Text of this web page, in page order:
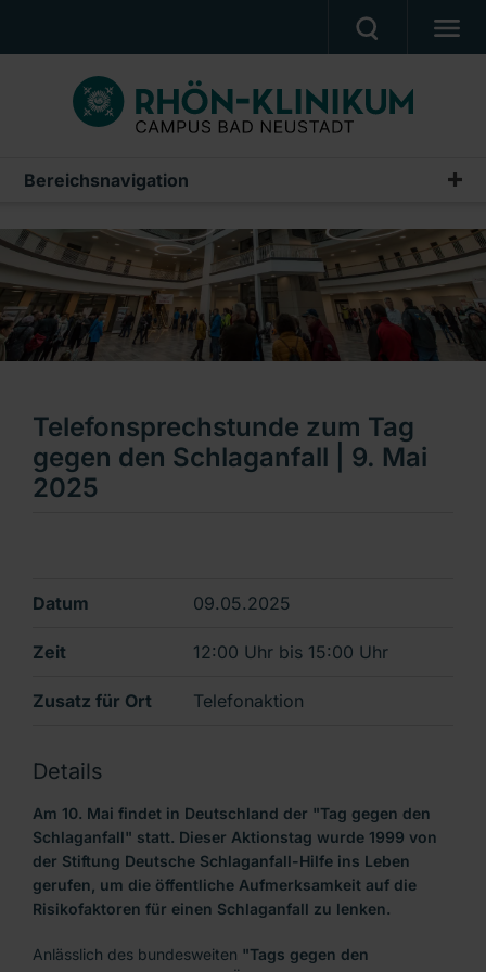
MEDIZIN & PFLEGE
PATIENTEN & BESUCHER
CAMPUS AKADEMIE
AKTUELLES
NOTFALL
Bereichsnavigation
Veranstaltungen
Gesundheitsveranstaltungen
Termine rund um die Geburt
Fortbildungen
Weiterbildungen
Telefonsprechstunde zum Tag
gegen den Schlaganfall | 9. Mai
2025
Datum 09.05.2025
Zeit 12:00 Uhr bis 15:00 Uhr
Zusatz für Ort Telefonaktion
Details
Am 10. Mai findet in Deutschland der "Tag gegen den
Schlaganfall" statt. Dieser Aktionstag wurde 1999 von
der Stiftung Deutsche Schlaganfall-Hilfe ins Leben
gerufen, um die öffentliche Aufmerksamkeit auf die
Risikofaktoren für einen Schlaganfall zu lenken.
Anlässlich des bundesweiten "Tags gegen den